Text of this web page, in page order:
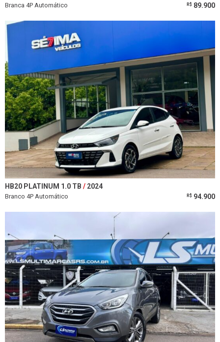
Branca 4P Automático R$ 89.900
HB20 PLATINUM 1.0 TB 2024
Branco 4P Automático R$ 94.900